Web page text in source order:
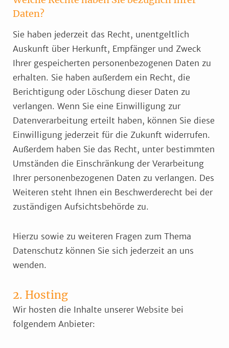
Daten?
Sie haben jederzeit das Recht, unentgeltlich
Auskunft über Herkunft, Empfänger und Zweck
Ihrer gespeicherten personenbezogenen Daten zu
erhalten. Sie haben außerdem ein Recht, die
Berichtigung oder Löschung dieser Daten zu
verlangen. Wenn Sie eine Einwilligung zur
Datenverarbeitung erteilt haben, können Sie diese
Einwilligung jederzeit für die Zukunft widerrufen.
Außerdem haben Sie das Recht, unter bestimmten
Umständen die Einschränkung der Verarbeitung
Ihrer personenbezogenen Daten zu verlangen. Des
Weiteren steht Ihnen ein Beschwerderecht bei der
zuständigen Aufsichtsbehörde zu.
Hierzu sowie zu weiteren Fragen zum Thema
Datenschutz können Sie sich jederzeit an uns
wenden.
2. Hosting
Wir hosten die Inhalte unserer Website bei
folgendem Anbieter: